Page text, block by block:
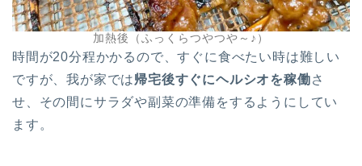
加熱後（ふっくらつやつや～♪）
時間が20分程かかるので、すぐに食べたい時は難しい
ですが、我が家では帰宅後すぐにヘルシオを稼働さ
せ、その間にサラダや副菜の準備をするようにしてい
ます。